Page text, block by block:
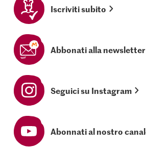
Iscriviti subito
Abbonati alla newsletter
Seguici su Instagram
Abonnati al nostro